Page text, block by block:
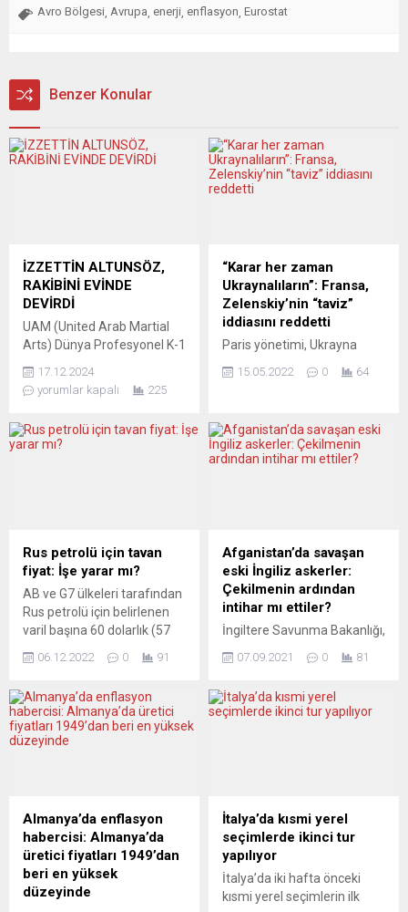
Avro Bölgesi Avrupa enerji enflasyon Eurostat
Benzer Konular
İZZETTİN ALTUNSÖZ,
RAKİBİNİ EVİNDE
DEVİRDİ
UAM (United Arab Martial
Arts) Dünya Profesyonel K-1
Organizasyonu kapsamında
71 kiloda ringe çıkan genç
yeteneklerimizden İzzettin
Mohammed Hadiel’i kendi
saymasına neden oldu.
Ancak güçlü rakip
Mohammed, hızla
toparlanarak yeniden
ayağa...
17.12.2024
yorumlar kapalı
225
“Karar her zaman
Ukraynalıların”: Fransa,
Zelenskiy’nin “taviz”
iddiasını reddetti
Paris yönetimi, Ukrayna
Devlet Başkanı Vladimir
Zelenskiy’nin Fransa
savaşında “Rusya’ya tavizler
verilmesini istediği”
Zelenskiy’nin bilgisi olmadan
Rusya Devlet Başkanı
Vladimir Putin ile Ukrayna
hakkında görüşmedi.
Zelenskiy’nin iddiasının
aksine Rusya’ya tavizler
15.05.2022 0 64
Rus petrolü için tavan
fiyat: İşe yarar mı?
AB ve G7 ülkeleri tarafından
Rus petrolü için belirlenen
varil başına 60 dolarlık (57
uygulaması bu pazartesi
adımla Rusya’nın, AB’ye
deniz yoluyla petrol
ithalatına yönelik yürürlüğe
önlenmesi amaçlanıyor. Peki
alınan bu tedbirler istenen
etkiyi yaratabilecek...
06.12.2022 0 91
Afganistan’da savaşan
eski İngiliz askerler:
Çekilmenin ardından
intihar mı ettiler?
İngiltere Savunma Bakanlığı,
eski bir İngiliz askerin intihar
medyada yayımlanması
üzerine, İngiliz Silahlı
Twitter’dan yaptığı
açıklamada, “Sosyal
medyada yayımlanan ve
Afganistan’da görev almış
eski bir askere ait olduğu
iddia edilen intihar
07.09.2021 0 81
Almanya’da enflasyon
habercisi: Almanya’da
üretici fiyatları 1949’dan
beri en yüksek
düzeyinde
İtalya’da kısmi yerel
seçimlerde ikinci tur
yapılıyor
İtalya’da iki hafta önceki
kısmi yerel seçimlerin ilk